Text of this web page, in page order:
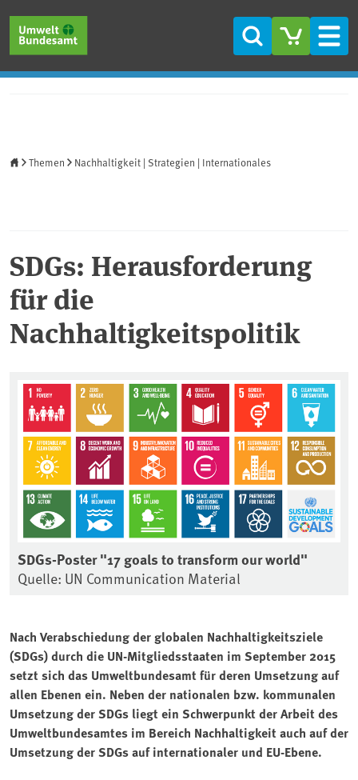
Suche
Themen Nachhaltigkeit | Strategien | Internationales
SDGs: Herausforderung
für die
Nachhaltigkeitspolitik
SDGs-Poster "17 goals to transform our world"
Quelle: UN Communication Material
Nach Verabschiedung der globalen Nachhaltigkeitsziele
(SDGs) durch die UN-Mitgliedsstaaten im September 2015
setzt sich das Umweltbundesamt für deren Umsetzung auf
allen Ebenen ein. Neben der nationalen bzw. kommunalen
Umsetzung der SDGs liegt ein Schwerpunkt der Arbeit des
Umweltbundesamtes im Bereich Nachhaltigkeit auch auf der
Umsetzung der SDGs auf internationaler und EU-Ebene.